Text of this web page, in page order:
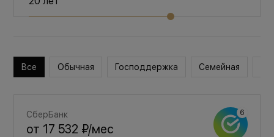
Все Обычная Господдержка Семейная
СберБанк
от 17 532 ₽/мес